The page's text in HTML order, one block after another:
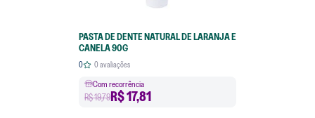
PASTA DE DENTE NATURAL DE LARANJA E
CANELA 90G
0 0avaliações
Com recorrência
R$ 19,79R$17,81